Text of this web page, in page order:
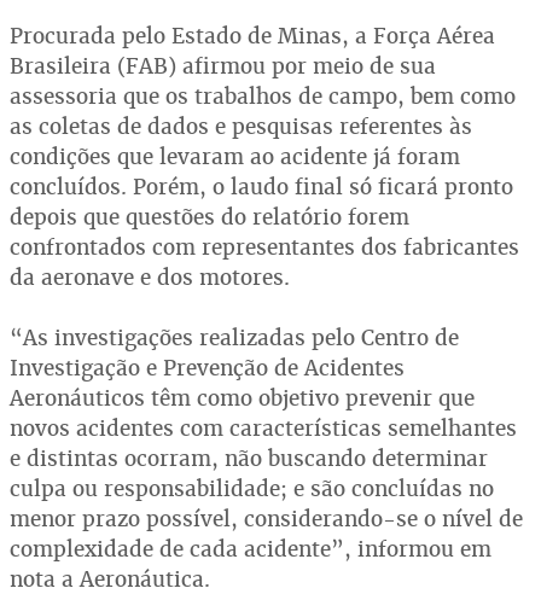
Procurada pelo Estado de Minas, a Força Aérea
Brasileira (FAB) afirmou por meio de sua
assessoria que os trabalhos de campo, bem como
as coletas de dados e pesquisas referentes às
condições que levaram ao acidente já foram
concluídos. Porém, o laudo final só ficará pronto
depois que questões do relatório forem
confrontados com representantes dos fabricantes
da aeronave e dos motores.
“As investigações realizadas pelo Centro de
Investigação e Prevenção de Acidentes
Aeronáuticos têm como objetivo prevenir que
novos acidentes com características semelhantes
e distintas ocorram, não buscando determinar
culpa ou responsabilidade; e são concluídas no
menor prazo possível, considerando-se o nível de
complexidade de cada acidente”, informou em
nota a Aeronáutica.